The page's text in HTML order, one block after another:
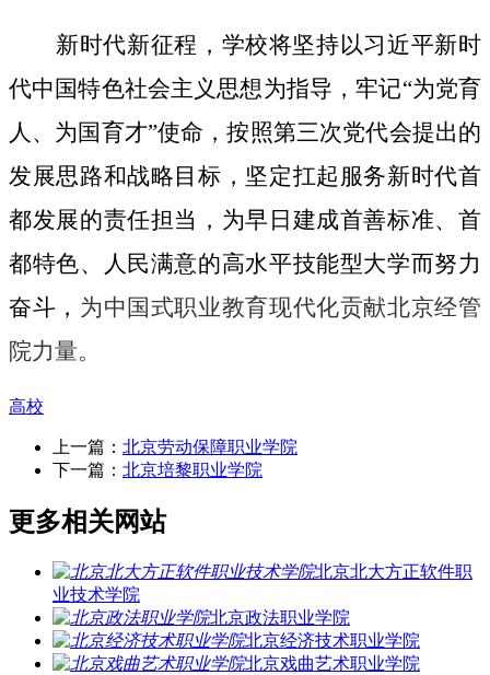
新时代新征程，学校将坚持以习近平新时
代中国特色社会主义思想为指导，牢记“为党育
人、为国育才”使命，按照第三次党代会提出的
发展思路和战略目标，坚定扛起服务新时代首
都发展的责任担当，为早日建成首善标准、首
都特色、人民满意的高水平技能型大学而努力
奋斗， 为中国式职业教育现代化贡献北京经管
院力量。
高校
上一篇： 北京劳动保障职业学院
下一篇： 北京培黎职业学院
更多相关网站
北京北大方正软件职
业技术学院
北京政法职业学院
北京经济技术职业学院
北京戏曲艺术职业学院